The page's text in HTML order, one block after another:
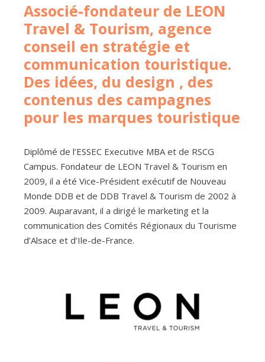
Associé-fondateur de LEON
Travel & Tourism, agence
conseil en stratégie et
communication touristique.
Des idées, du design , des
contenus des campagnes
pour les marques touristique
Diplômé de l’ESSEC Executive MBA et de RSCG
Campus. Fondateur de LEON Travel & Tourism en
2009, il a été Vice-Président exécutif de Nouveau
Monde DDB et de DDB Travel & Tourism de 2002 à
2009. Auparavant, il a dirigé le marketing et la
communication des Comités Régionaux du Tourisme
d’Alsace et d’Ile-de-France.